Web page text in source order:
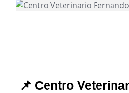
📌 Centro